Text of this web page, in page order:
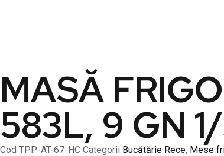
MASĂ
583L, 9 GN
Cod TPP-AT-67-HC Categorii Bucătărie Rece, Mese